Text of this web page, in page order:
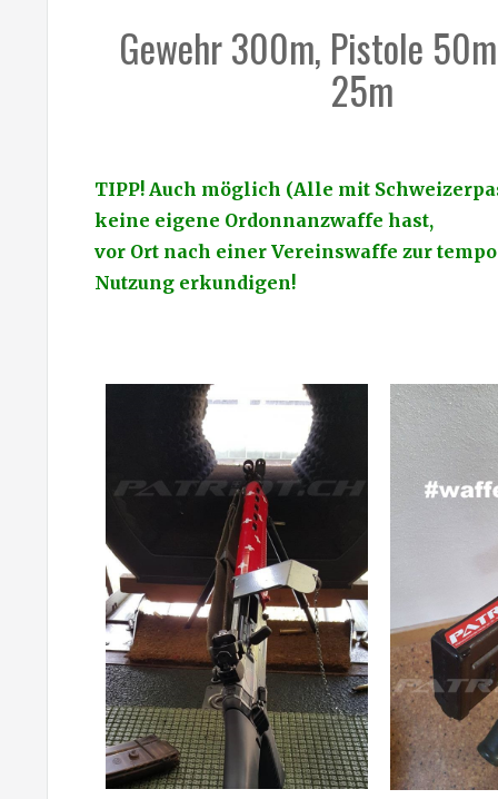
Gewehr 300m, Pistole
25m
TIPP! Auch möglich (Alle mit
keine eigene Ordonnanzwaffe hast,
vor Ort nach einer Vereinswaffe zur
Nutzung erkundigen!